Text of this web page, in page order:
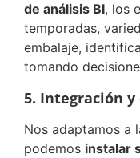
de análisis BI, los
temporadas,
embalaje,
tomando
5. Integración
Nos adaptamos a
podemos instalar